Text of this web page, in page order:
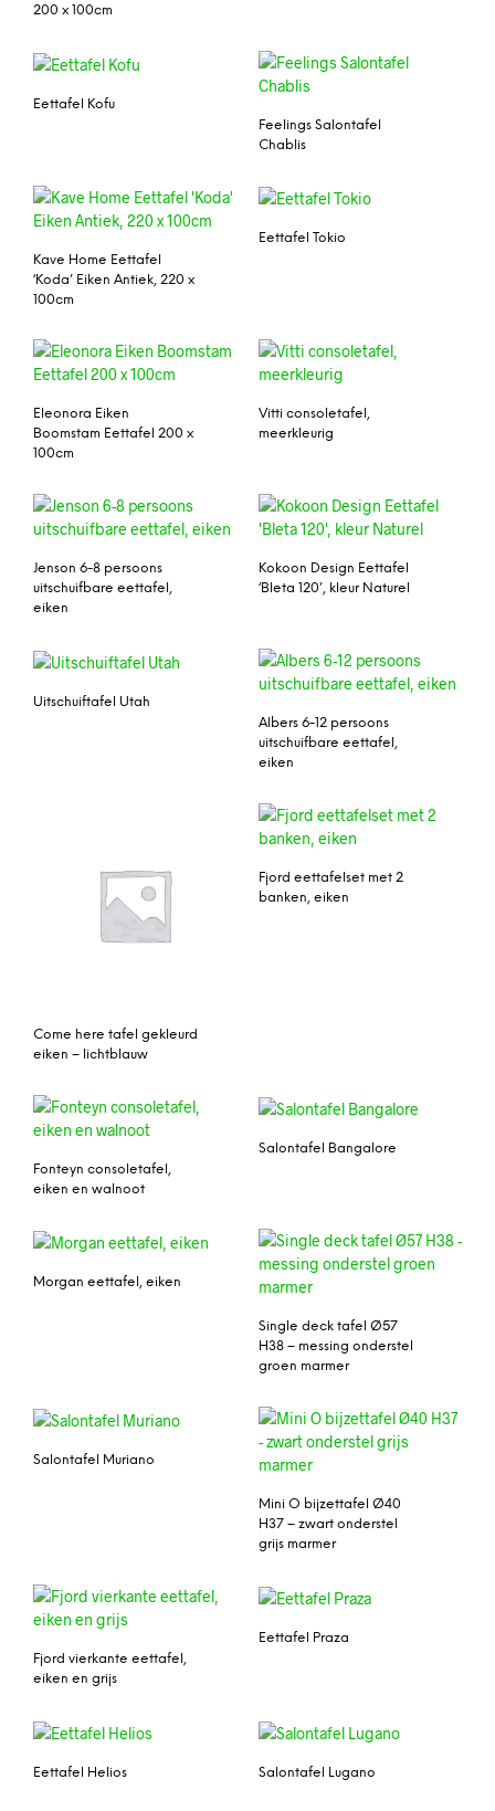
200 x 100cm
Eettafel Kofu
Feelings Salontafel
Chablis
Kave Home Eettafel
‘Koda’ Eiken Antiek, 220 x
100cm
Eettafel Tokio
Eleonora Eiken
Boomstam Eettafel 200 x
100cm
Vitti consoletafel,
meerkleurig
Jenson 6-8 persoons
uitschuifbare eettafel,
eiken
Kokoon Design Eettafel
‘Bleta 120’, kleur Naturel
Uitschuiftafel Utah
Albers 6-12 persoons
uitschuifbare eettafel,
eiken
Come here tafel gekleurd
eiken – lichtblauw
Fjord eettafelset met 2
banken, eiken
Fonteyn consoletafel,
eiken en walnoot
Salontafel Bangalore
Morgan eettafel, eiken
Single deck tafel Ø57
H38 – messing onderstel
groen marmer
Salontafel Muriano
Mini O bijzettafel Ø40
H37 – zwart onderstel
grijs marmer
Fjord vierkante eettafel,
eiken en grijs
Eettafel Praza
Eettafel Helios Salontafel Lugano